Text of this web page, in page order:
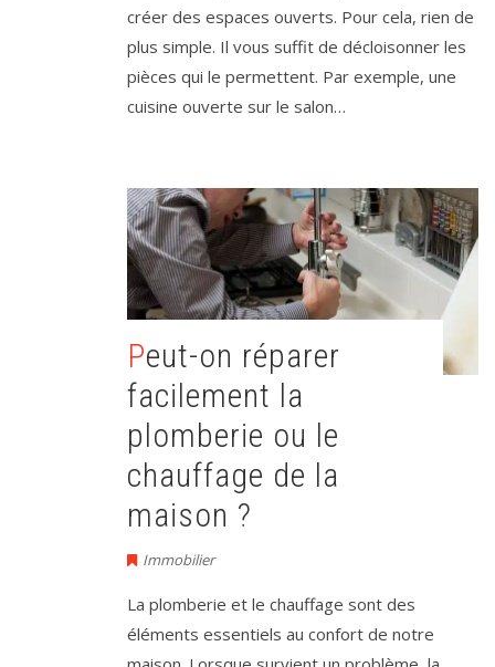
créer des espaces ouverts. Pour cela, rien de
plus simple. Il vous suffit de décloisonner les
pièces qui le permettent. Par exemple, une
cuisine ouverte sur le salon…
Peut-on réparer
facilement la
plomberie ou le
chauffage de la
maison ?
Immobilier
La plomberie et le chauffage sont des
éléments essentiels au confort de notre